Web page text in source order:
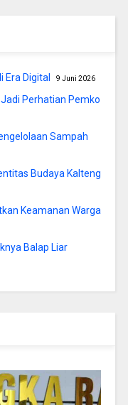
Era Digital 9 Juni 2026
Perhatian Pemko
Sampah
Budaya Kalteng
Keamanan Warga
Balap Liar